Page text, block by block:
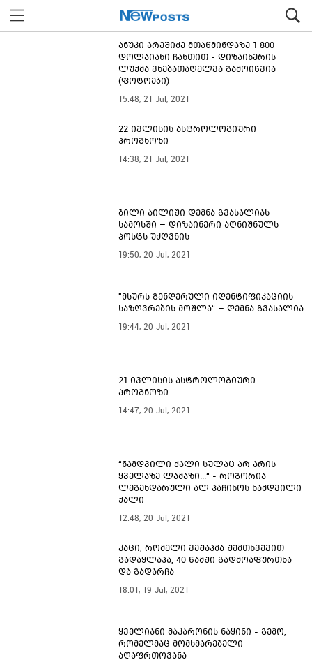
ანუკი არეშიძე მთაწმინდაზე 1 800
დოლაიანი ჩანთით - დიზაინერის
ლუქმა ვნებათაღელვა გამოიწვია
(ფოტოები)
15:48, 21 Jul, 2021
22 ივლისის ასტროლოგიური
პროგნოზი
14:38, 21 Jul, 2021
ბილი აილიში დემნა გვასალიას
სამოსში – დიზაინერი აღნიშნულს
პოსტს უძღვნის
19:50, 20 Jul, 2021
"მსურს გენდერული იდენტიფიკაციის
საზღვრების მოშლა“ – დემნა გვასალია
19:44, 20 Jul, 2021
21 ივლისის ასტროლოგიური
პროგნოზი
14:47, 20 Jul, 2021
“ნამდვილი ქალი სულაც არ არის
ყველაზე ლამაზი...“ - როგორია
ლეგენდარული ალ პაჩინოს ნამდვილი
ქალი
12:48, 20 Jul, 2021
კაცი, რომელი ვეშაპმა შემთხვევით
გადაყლაპა, 40 წამში გადმოაფურთხა
და გადარჩა
18:01, 19 Jul, 2021
ყველიანი მაკარონის ნაყინი - გემო,
რომელმაც მომხმარებელი
აღაფრთოვანა